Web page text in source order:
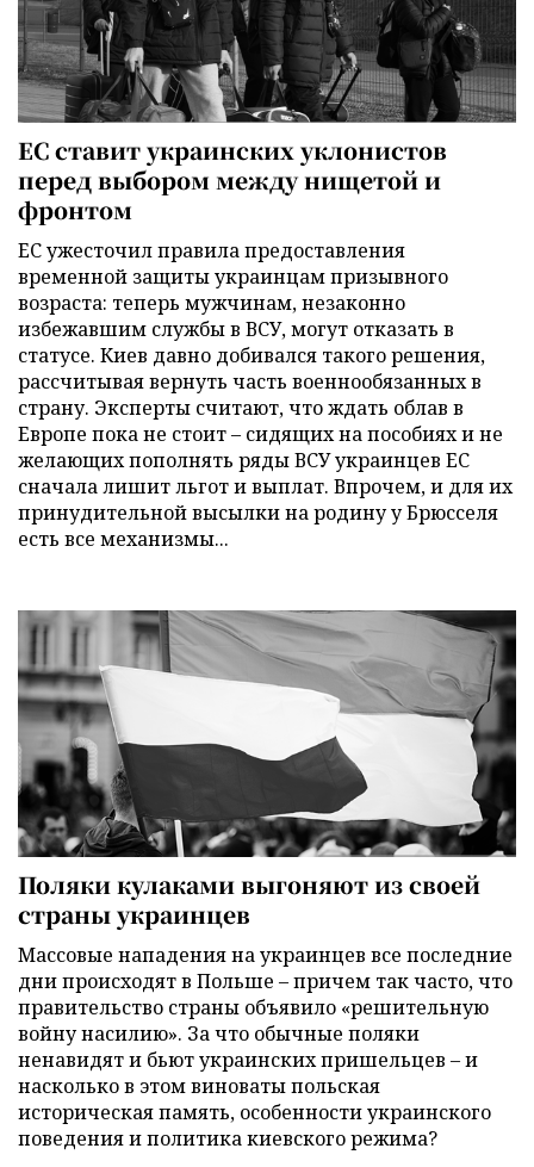
ЕС ставит украинских уклонистов
перед выбором между нищетой и
фронтом
ЕС ужесточил правила предоставления
временной защиты украинцам призывного
возраста: теперь мужчинам, незаконно
избежавшим службы в ВСУ, могут отказать в
статусе. Киев давно добивался такого решения,
рассчитывая вернуть часть военнообязанных в
страну. Эксперты считают, что ждать облав в
Европе пока не стоит – сидящих на пособиях и не
желающих пополнять ряды ВСУ украинцев ЕС
сначала лишит льгот и выплат. Впрочем, и для их
принудительной высылки на родину у Брюсселя
есть все механизмы...
Поляки кулаками выгоняют из своей
страны украинцев
Массовые нападения на украинцев все последние
дни происходят в Польше – причем так часто, что
правительство страны объявило «решительную
войну насилию». За что обычные поляки
ненавидят и бьют украинских пришельцев – и
насколько в этом виноваты польская
историческая память, особенности украинского
поведения и политика киевского режима?